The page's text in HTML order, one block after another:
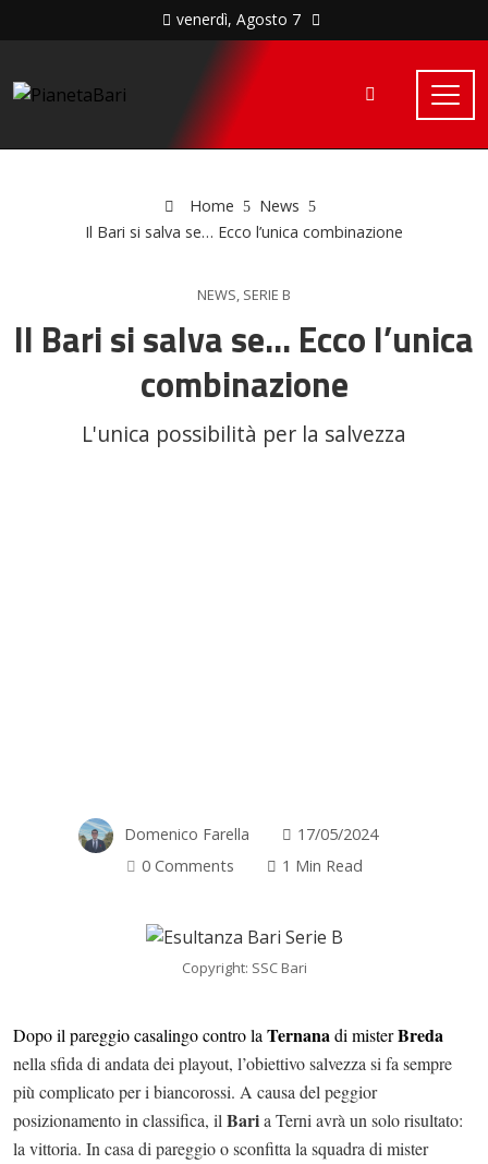
venerdì, Agosto 7
Home
News
Il Bari si salva se… Ecco l’unica combinazione
NEWS, SERIE B
Il Bari si salva se… Ecco l’unica
combinazione
L'unica possibilità per la salvezza
Domenico Farella
17/05/2024
0 Comments
1 Min Read
Copyright: SSC Bari
Dopo il pareggio casalingo contro laTernanadi misterBreda
nella sfida di andata dei playout, l’obiettivo salvezza si fa sempre
più complicato per i biancorossi. A causa del peggior
posizionamento in classifica, ilBaria Terni avrà un solo risultato:
la vittoria. In casa di pareggio o sconfitta la squadra di mister